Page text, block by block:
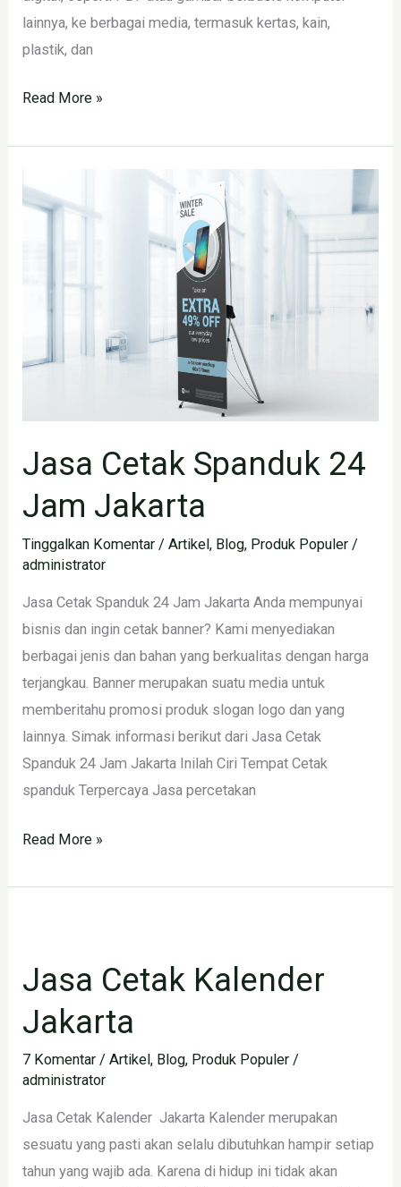
lainnya, ke berbagai media, termasuk kertas, kain,
plastik, dan
Read More »
Jasa Cetak Spanduk 24
Jam Jakarta
Tinggalkan Komentar /Artikel, Blog, Produk Populer /
administrator
Jasa Cetak Spanduk 24 Jam Jakarta Anda mempunyai
bisnis dan ingin cetak banner? Kami menyediakan
berbagai jenis dan bahan yang berkualitas dengan harga
terjangkau. Banner merupakan suatu media untuk
memberitahu promosi produk slogan logo dan yang
lainnya. Simak informasi berikut dari Jasa Cetak
Spanduk 24 Jam Jakarta Inilah Ciri Tempat Cetak
spanduk Terpercaya Jasa percetakan
Cetak
Jakarta
Read More »
Jasa Cetak Kalender
Jakarta
7 Komentar /Artikel, Blog, Produk Populer /
administrator
Jasa Cetak Kalender Jakarta Kalender merupakan
sesuatu yang pasti akan selalu dibutuhkan hampir setiap
tahun yang wajib ada. Karena di hidup ini tidak akan
Kalender